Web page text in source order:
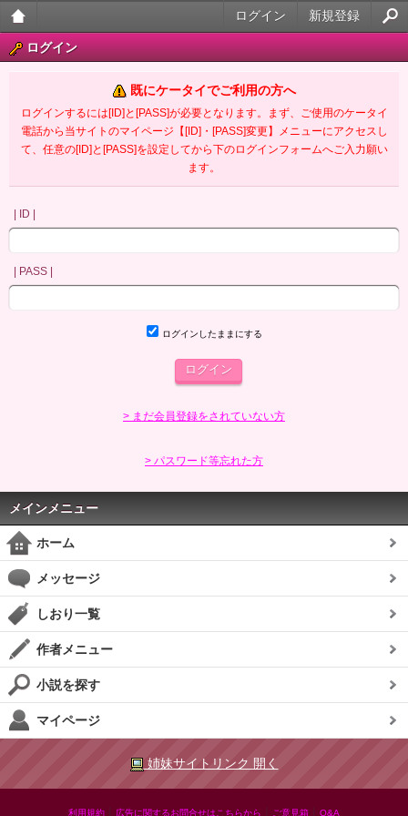
大人
ータ
イ官
新規登録
ログイン
ログイン
既にケータイでご利用の方へ
ログインするには[ID]と[PASS]が必要となります。まず、ご使用のケータイ
電話から当サイトのマイページ【[ID]・[PASS]変更】メニューにアクセスし
て、任意の[ID]と[PASS]を設定してから下のログインフォームへご入力願い
ます。
| ID |
| PASS |
ログインしたままにする
> まだ会員登録をされていない方
> パスワード等忘れた方
メインメニュー
ホーム
メッセージ
しおり一覧
作者メニュー
小説を探す
マイページ
姉妹サイトリンク 開く
利用規約 広告に関するお問合せはこちらから ご意見箱 Q&A